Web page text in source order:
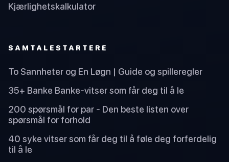
Kjærlighetskalkulator
SAMTALESTARTERE
To Sannheter og En Løgn | Guide og spilleregler
35+ Banke Banke-vitser som får deg til å le
200 spørsmål for par - Den beste listen over
spørsmål for forhold
40 syke vitser som får deg til å føle deg forferdelig
til å le